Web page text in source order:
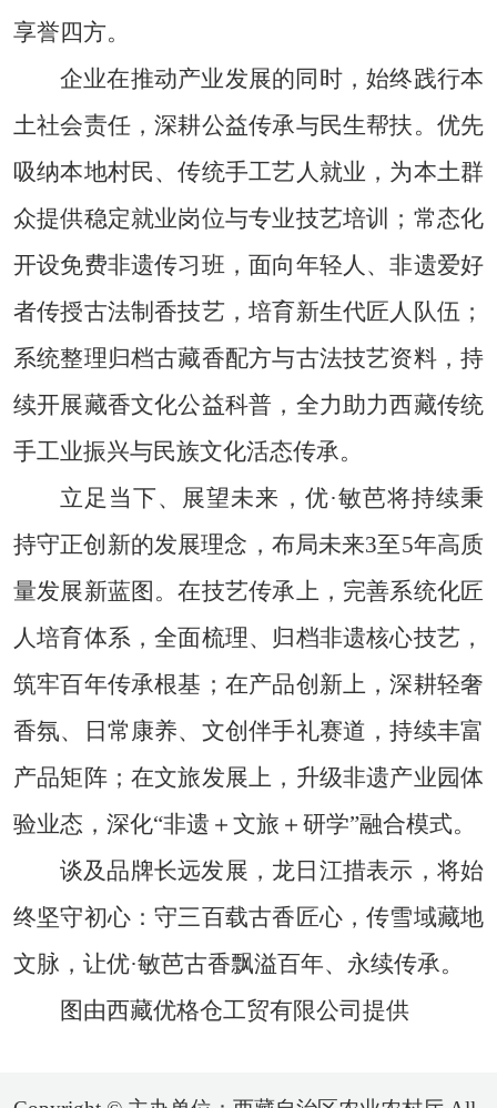
享誉四方。
企业在推动产业发展的同时，始终践行本
土社会责任，深耕公益传承与民生帮扶。优先
吸纳本地村民、传统手工艺人就业，为本土群
众提供稳定就业岗位与专业技艺培训；常态化
开设免费非遗传习班，面向年轻人、非遗爱好
者传授古法制香技艺，培育新生代匠人队伍；
系统整理归档古藏香配方与古法技艺资料，持
续开展藏香文化公益科普，全力助力西藏传统
手工业振兴与民族文化活态传承。
立足当下、展望未来，优·敏芭将持续秉
持守正创新的发展理念，布局未来3至5年高质
量发展新蓝图。在技艺传承上，完善系统化匠
人培育体系，全面梳理、归档非遗核心技艺，
筑牢百年传承根基；在产品创新上，深耕轻奢
香氛、日常康养、文创伴手礼赛道，持续丰富
产品矩阵；在文旅发展上，升级非遗产业园体
验业态，深化“非遗＋文旅＋研学”融合模式。
谈及品牌长远发展，龙日江措表示，将始
终坚守初心：守三百载古香匠心，传雪域藏地
文脉，让优·敏芭古香飘溢百年、永续传承。
图由西藏优格仓工贸有限公司提供